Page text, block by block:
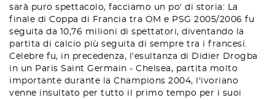
sarà puro spettacolo, facciamo un po' di storia: La
finale di Coppa di Francia tra OM e PSG 2005/2006 fu
seguita da 10,76 milioni di spettatori, diventando la
partita di calcio più seguita di sempre tra i francesi.
Celebre fu, in precedenza, l'esultanza di Didier Drogba
in un Paris Saint Germain - Chelsea, partita molto
importante durante la Champions 2004, l'ivoriano
venne insultato per tutto il primo tempo per i suoi